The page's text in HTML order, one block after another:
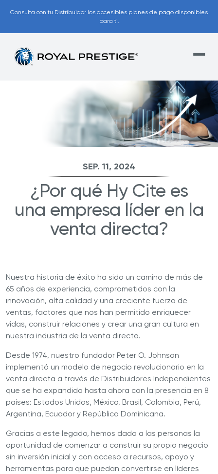
Consulta con tu Distribuidor los accesibles planes de pago disponibles
para ti.
SEP. 11, 2024
¿Por qué Hy Cite es
una empresa líder en la
venta directa?
Nuestra historia de éxito ha sido un camino de más de
65 años de experiencia, comprometidos con la
innovación, alta calidad y una creciente fuerza de
ventas, factores que nos han permitido enriquecer
vidas, construir relaciones y crear una gran cultura en
nuestra industria de la venta directa.
Desde 1974, nuestro fundador Peter O. Johnson
implementó un modelo de negocio revolucionario en la
venta directa a través de Distribuidores Independientes
que se ha expandido hasta ahora con la presencia en 8
países: Estados Unidos, México, Brasil, Colombia, Perú,
Argentina, Ecuador y República Dominicana.
Gracias a este legado, hemos dado a las personas la
oportunidad de comenzar a construir su propio negocio
sin inversión inicial y con acceso a recursos, apoyo y
herramientas para que puedan convertirse en líderes